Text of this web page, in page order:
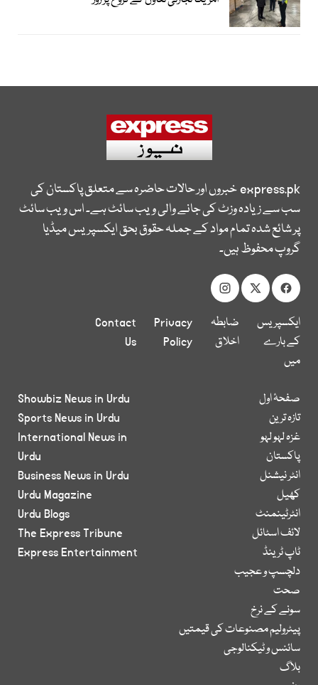
express.pkخبروں اور حالات حاضرہ سے متعلق پاکستان کی
سب سے زیادہ وزٹ کی جانے والی ویب سائٹ ہے۔ اس ویب سائٹ
پر شائع شدہ تمام مواد کے جملہ حقوق بحق ایکسپریس میڈیا
گروپ محفوظ ہیں۔
ایکسپریس
کے بارے
میں
ضابطہ
اخلاق
Privacy
Policy
Contact
Us
صفحۂ اول
تازہ ترین
غزہ لہو لہو
پاکستان
انٹر نیشنل
کھیل
انٹرٹینمنٹ
لائف اسٹائل
ٹاپ ٹرینڈ
دلچسپ و عجیب
صحت
سونے کے نرخ
پیٹرولیم مصنوعات کی قیمتیں
سائنس و ٹیکنالوجی
بلاگ
Showbiz News in Urdu
Sports News in Urdu
International News in
Urdu
Business News in Urdu
Urdu Magazine
Urdu Blogs
The Express Tribune
Express Entertainment